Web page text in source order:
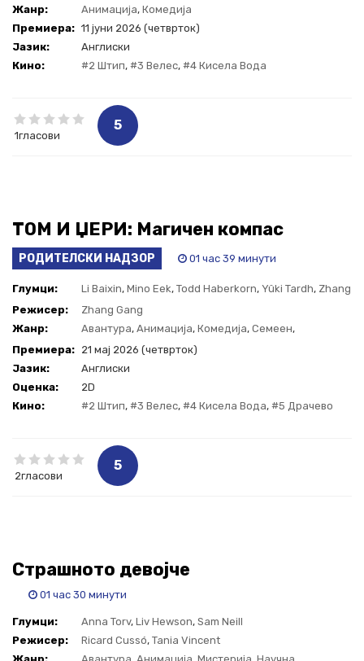
Жанр:
Анимација, Комедија
Премиера: 11 јуни 2026 (четврток)
Јазик:
Aнглиски
Кино:
#2 Штип, #3 Велес, #4 Кисела Вода
1гласови
5
ТОМ И ЏЕРИ: Магичен компас
РОДИТЕЛСКИ НАДЗОР 01 час 39 минути
Глумци: Li Baixin, Mino Eek, Todd Haberkorn, Yûki Tardh, Zhang
Gang
Режисер:
Zhang Gang
Жанр:
Авантура, Анимација, Комедија, Семеен,
Фантастика
Премиера: 21 мај 2026 (четврток)
Јазик:
Aнглиски
Оценка:
2D
Кино:
#2 Штип, #3 Велес, #4 Кисела Вода, #5 Драчево
2гласови
5
Страшното девојче
01 час 30 минути
Глумци: Anna Torv, Liv Hewson, Sam Neill
Режисер:
Ricard Cussó, Tania Vincent